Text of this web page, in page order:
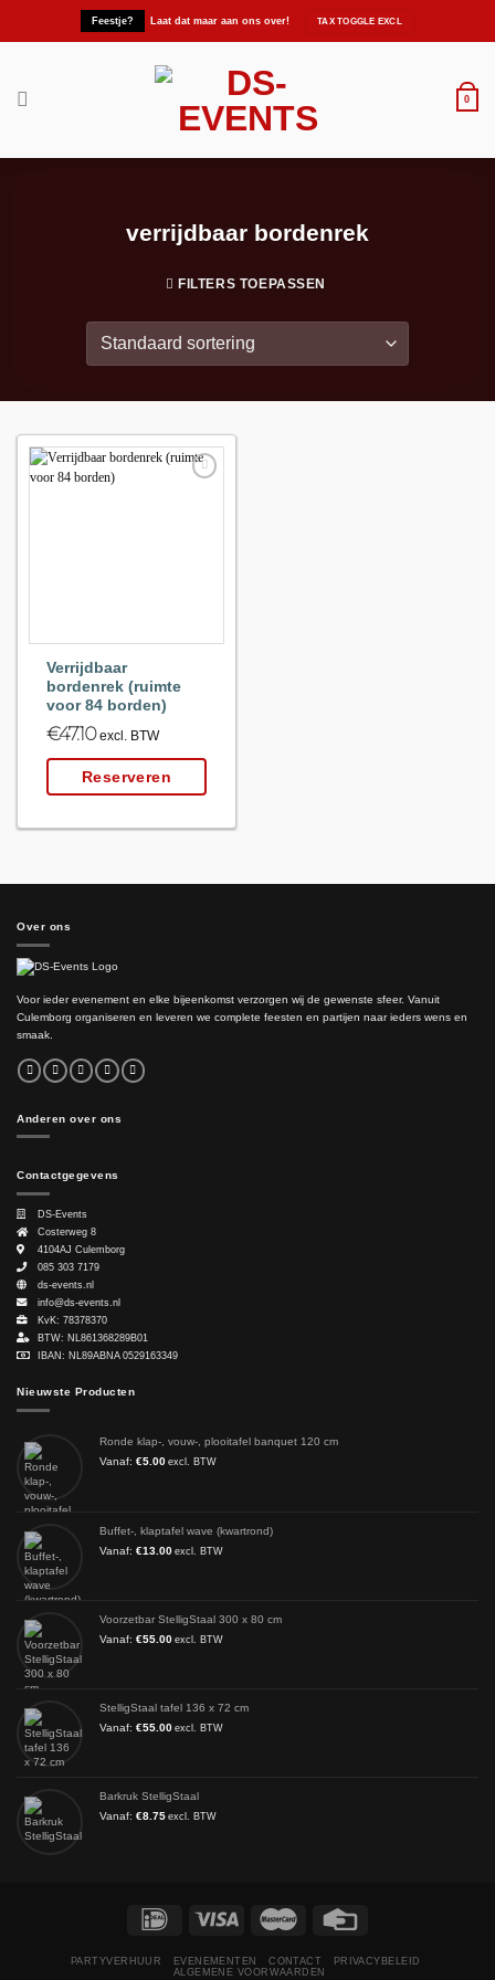
Feestje? Laat dat maar aan ons over!
0
verrijdbaar bordenrek
FILTERS TOEPASSEN
Verrijdbaar
bordenrek (ruimte
voor 84 borden)
€47.10excl. BTW
Reserveren
Over ons
Voor ieder evenement en elke bijeenkomst verzorgen wij de gewenste sfeer. Vanuit
Culemborg organiseren en leveren we complete feesten en partijen naar ieders wens en
smaak.
Anderen over ons
Contactgegevens
DS-Events
Costerweg 8
4104AJ Culemborg
085 303 7179
ds-events.nl
info@ds-events.nl
KvK: 78378370
BTW: NL861368289B01
IBAN: NL89ABNA 0529163349
Nieuwste Producten
Ronde klap-, vouw-, plooitafel banquet 120 cm
Vanaf: €5.00 excl. BTW
Buffet-, klaptafel wave (kwartrond)
Vanaf: €13.00 excl. BTW
Voorzetbar StelligStaal 300 x 80 cm
Vanaf: €55.00 excl. BTW
StelligStaal tafel 136 x 72 cm
Vanaf: €55.00 excl. BTW
Barkruk StelligStaal
Vanaf: €8.75 excl. BTW
PARTYVERHUUR EVENEMENTEN CONTACT
PRIVACYBELEID
ALGEMENE VOORWAARDEN